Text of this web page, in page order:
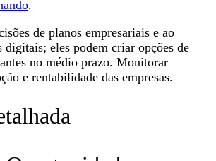
.
de planos empresariais e ao
digitais; eles podem criar opções de
no médio prazo. Monitorar
e rentabilidade das empresas.